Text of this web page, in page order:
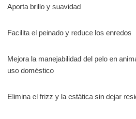
Aporta brillo y suavidad
Facilita el peinado y reduce los enredos
Mejora la manejabilidad del pelo en
uso doméstico
Elimina el frizz y la estática sin dejar